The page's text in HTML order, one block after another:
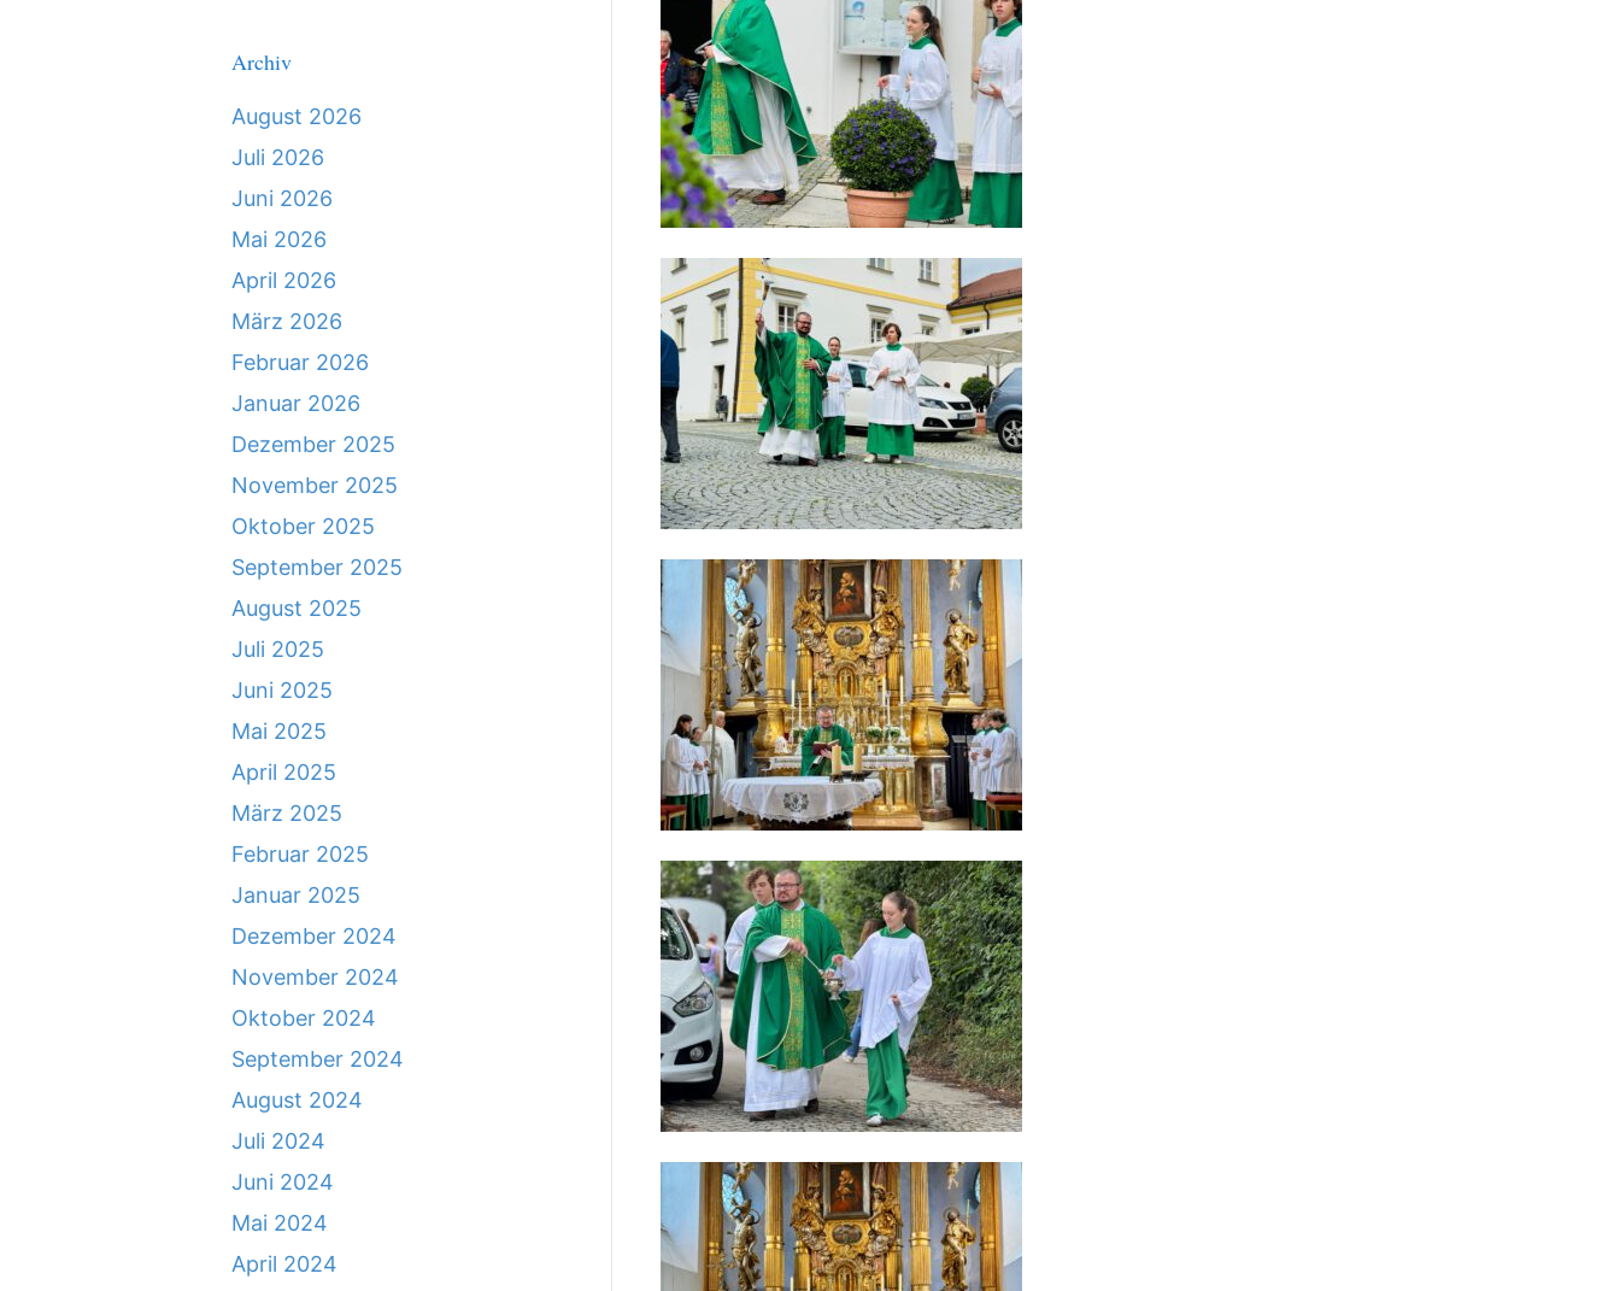
Archiv
August 2026
Juli 2026
Juni 2026
Mai 2026
April 2026
März 2026
Februar 2026
Januar 2026
Dezember 2025
November 2025
Oktober 2025
September 2025
August 2025
Juli 2025
Juni 2025
Mai 2025
April 2025
März 2025
Februar 2025
Januar 2025
Dezember 2024
November 2024
Oktober 2024
September 2024
August 2024
Juli 2024
Juni 2024
Mai 2024
April 2024